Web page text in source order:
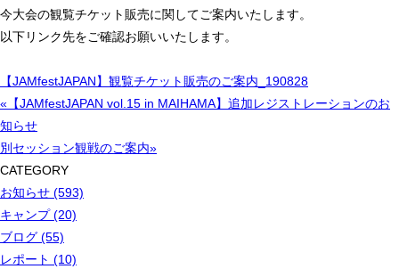
今大会の観覧チケット販売に関してご案内いたします。
以下リンク先をご確認お願いいたします。
【JAMfestJAPAN】観覧チケット販売のご案内_190828
«【JAMfestJAPAN vol.15 in MAIHAMA】追加レジストレーションのお
知らせ
別セッション観戦のご案内»
CATEGORY
お知らせ (593)
キャンプ (20)
ブログ (55)
レポート (10)